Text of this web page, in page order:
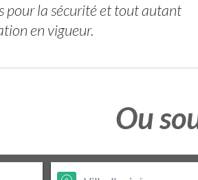
pour la sécurité et tout autant
en vigueur.
Ou